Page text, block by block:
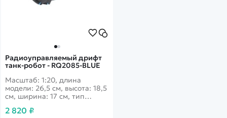
Радиоуправляемый дрифт
танк-робот - RQ2085-BLUE
Масштаб: 1:20, длина
модели: 26,5 см, высота: 18,5
см, ширина: 17 см, тип
электро, возраст: 8+.
2 820 ₽